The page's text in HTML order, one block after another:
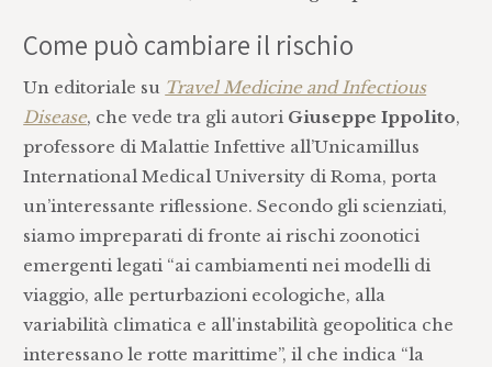
Come può cambiare il rischio
Un editoriale su Travel Medicine and Infectious
Disease, che vede tra gli autori Giuseppe Ippolito,
professore di Malattie Infettive all’Unicamillus
International Medical University di Roma, porta
un’interessante riflessione. Secondo gli scienziati,
siamo impreparati di fronte ai rischi zoonotici
emergenti legati “ai cambiamenti nei modelli di
viaggio, alle perturbazioni ecologiche, alla
variabilità climatica e all'instabilità geopolitica che
interessano le rotte marittime”, il che indica “la